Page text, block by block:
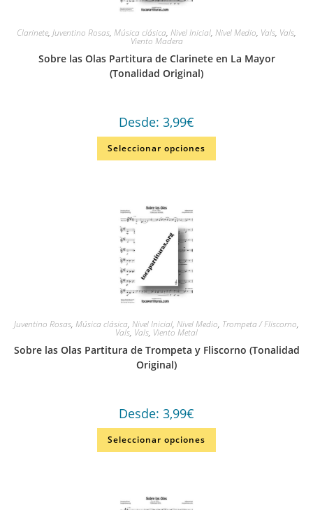
Clarinete, Juventino Rosas, Música clásica, Nivel Inicial, Nivel Medio, Vals, Vals,
Viento Madera
Sobre las Olas Partitura de Clarinete en La Mayor
(Tonalidad Original)
Desde: 3,99€
Seleccionar opciones
Juventino Rosas, Música clásica, Nivel Inicial, Nivel Medio, Trompeta / Fliscorno,
Vals, Vals, Viento Metal
Sobre las Olas Partitura de Trompeta y Fliscorno (Tonalidad
Original)
Desde: 3,99€
Seleccionar opciones